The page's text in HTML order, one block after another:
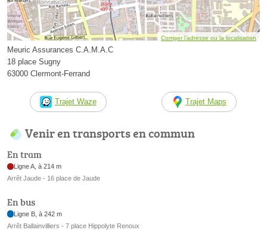
Corriger l’adresse ou la localisation
Meuric Assurances C.A.M.A.C
18 place Sugny
63000 Clermont-Ferrand
Trajet Waze Trajet Maps
Venir en transports en commun
En tram
Ligne A, à 214 m
Arrêt Jaude - 16 place de Jaude
En bus
Ligne B, à 242 m
Arrêt Ballainvilliers - 7 place Hippolyte Renoux